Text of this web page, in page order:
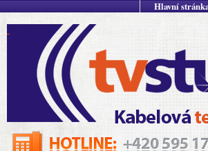
Hlavní